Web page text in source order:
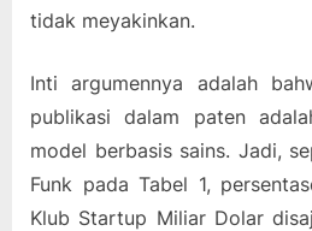
tidak meyakinkan.
Inti argumennya adalah
publikasi dalam paten
model berbasis sains. Jadi,
Funk pada Tabel 1,
Klub Startup Miliar Dolar